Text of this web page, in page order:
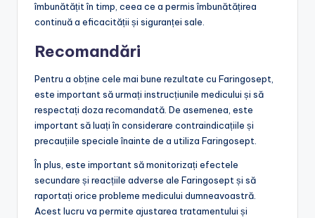
îmbunătățit în timp, ceea ce a permis îmbunătățirea
continuă a eficacității și siguranței sale.
Recomandări
Pentru a obține cele mai bune rezultate cu Faringosept,
este important să urmați instrucțiunile medicului și să
respectați doza recomandată. De asemenea, este
important să luați în considerare contraindicațiile și
precauțiile speciale înainte de a utiliza Faringosept.
În plus, este important să monitorizați efectele
secundare și reacțiile adverse ale Faringosept și să
raportați orice probleme medicului dumneavoastră.
Acest lucru va permite ajustarea tratamentului și